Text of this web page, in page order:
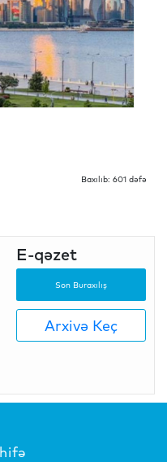
Baxılıb: 601 dəfə
E-qəzet
Son Buraxılış
Arxivə Keç